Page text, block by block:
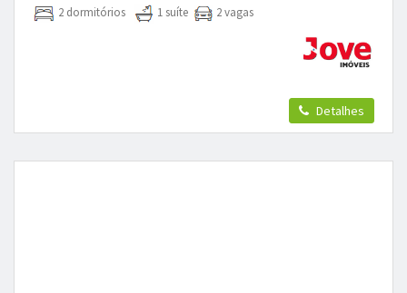
2 dormitórios 1 suíte 2 vagas
Detalhes